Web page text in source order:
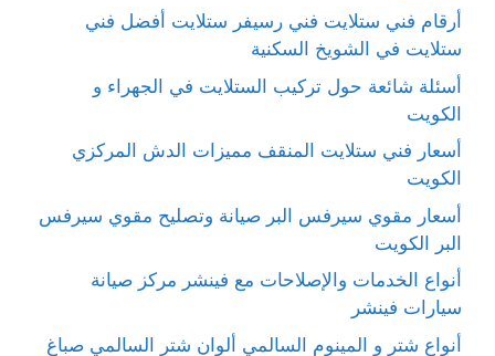
أرقام فني ستلايت فني رسيفر ستلايت أفضل فني
ستلايت في الشويخ السكنية
أسئلة شائعة حول تركيب الستلايت في الجهراء و
الكويت
أسعار فني ستلايت المنقف مميزات الدش المركزي
الكويت
أسعار مقوي سيرفس البر صيانة وتصليح مقوي سيرفس
البر الكويت
أنواع الخدمات والإصلاحات مع فينشر مركز صيانة
سيارات فينشر
أنواع شتر و المينوم السالمي ألوان شتر السالمي صباغ